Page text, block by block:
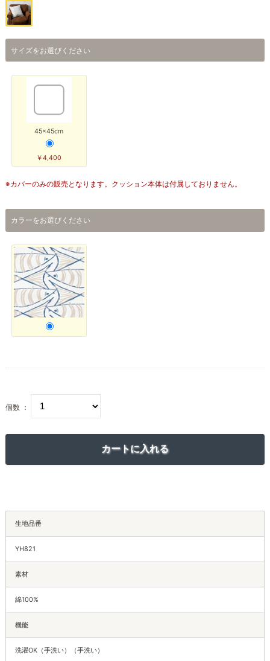
サイズをお選びください
45×45cm
￥4,400
※カバーのみの販売となります。クッション本体は付属しておりません。
カラーをお選びください
個数 ：
生地品番
YH821
素材
綿100%
機能
洗濯OK（手洗い）（手洗い）